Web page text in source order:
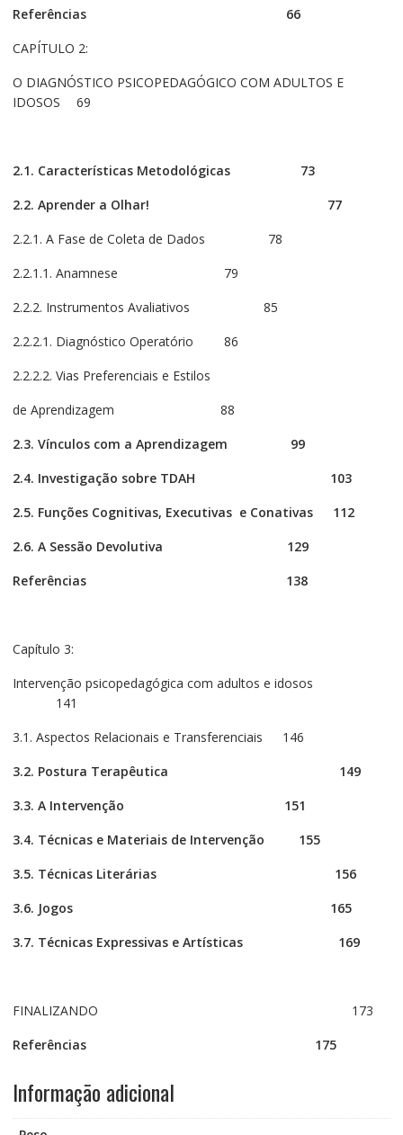
Referências
66
CAPÍTULO 2:
O DIAGNÓSTICO PSICOPEDAGÓGICO COM ADULTOS E
IDOSOS 69
2.1. Características Metodológicas
73
2.2. Aprender a Olhar!
77
2.2.1. A Fase de Coleta de Dados 78
2.2.1.1. Anamnese 79
2.2.2. Instrumentos Avaliativos 85
2.2.2.1. Diagnóstico Operatório 86
2.2.2.2. Vias Preferenciais e Estilos
de Aprendizagem 88
2.3. Vínculos com a Aprendizagem
99
2.4. Investigação sobre TDAH
103
2.5. Funções Cognitivas, Executivas e Conativas
112
2.6. A Sessão Devolutiva
129
Referências
138
Capítulo 3:
Intervenção psicopedagógica com adultos e idosos
141
3.1. Aspectos Relacionais e Transferenciais 146
3.2. Postura Terapêutica
149
3.3. A Intervenção
151
3.4. Técnicas e Materiais de Intervenção
155
3.5. Técnicas Literárias
156
3.6. Jogos
165
3.7. Técnicas Expressivas e Artísticas
169
FINALIZANDO 173
Referências
175
Informação adicional